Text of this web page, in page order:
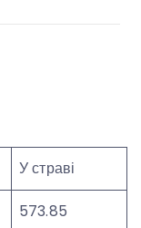
У страві
573.85